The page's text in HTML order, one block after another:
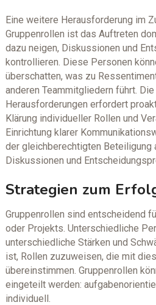
Eine weitere Herausforderung im
Gruppenrollen ist das Auftreten
dazu neigen, Diskussionen und
kontrollieren. Diese Personen
überschatten, was zu
anderen Teammitgliedern führt.
Herausforderungen erfordert
Klärung individueller Rollen und
Einrichtung klarer
der gleichberechtigten Beteiligung
Diskussionen und
Strategien zum
Gruppenrollen sind entscheidend
oder Projekts. Unterschiedliche
unterschiedliche Stärken und
ist, Rollen zuzuweisen, die mit
übereinstimmen. Gruppenrollen
eingeteilt werden:
individuell.